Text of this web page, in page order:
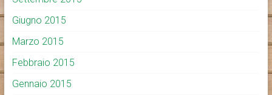
Giugno 2015
Marzo 2015
Febbraio 2015
Gennaio 2015